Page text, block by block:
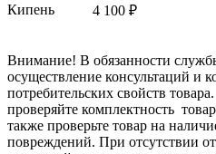
Кипень
4 100 ₽
Внимание! В обязанности
осуществление консультаций и
потребительских свойств
проверяйте комплектность
также проверьте товар на
повреждений. При отсутствии